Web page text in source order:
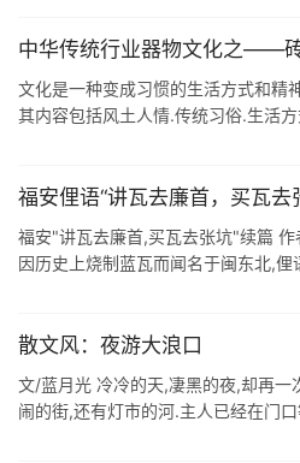
中华传统行业器物文化之——
文化是一种变成习惯的生活方式和精
其内容包括风土人情.传统习俗.生活
福安俚语“讲瓦去廉首，买瓦去
福安"讲瓦去廉首,买瓦去张坑"续篇
因历史上烧制蓝瓦而闻名于闽东北,
散文风：夜游大浪口
文/蓝月光 冷冷的天,凄黑的夜,却再一
闹的街,还有灯市的河.主人已经在门